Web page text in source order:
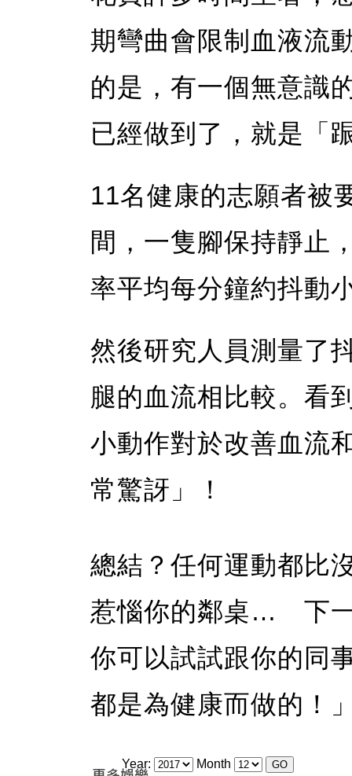
期彎曲會限制血液流
的是，有一個無意識
已經做到了，就是「
11名健康的志願者被
間，一隻腳保持靜止
率平均每分鐘約抖動
然後研究人員測量了
腿的血流相比較。看
小動作對於改善血流
常驚訝」！
總結？任何運動都比
惹惱你的鄰桌… 下一
你可以試試跟你的同
都是為健康而做的！
Year: Month